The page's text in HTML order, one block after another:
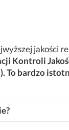
jakości
Kontroli
To bardzo